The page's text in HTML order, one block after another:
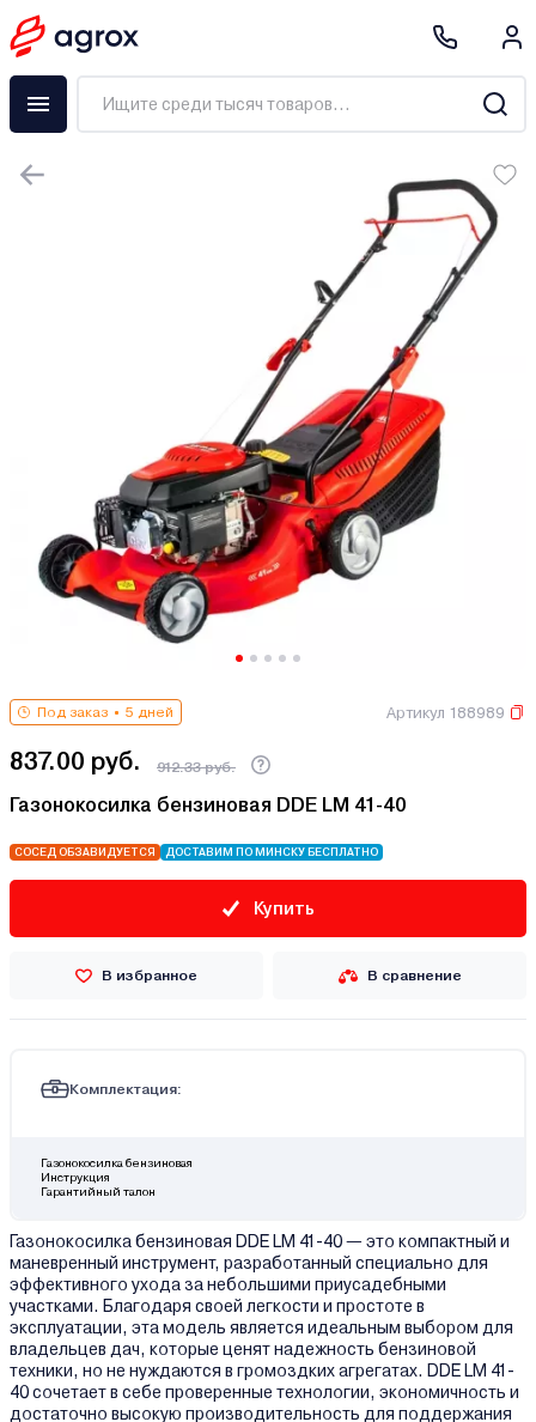
Под заказ 5 дней Артикул 188989
837.00 руб. 912.33 руб.
Газонокосилка бензиновая DDE LM 41-40
СОСЕД ОБЗАВИДУЕТСЯ ДОСТАВИМ ПО МИНСКУ БЕСПЛАТНО
Купить
В избранное В сравнение
Комплектация:
Газонокосилка бензиновая
Инструкция
Гарантийный талон
Газонокосилка бензиновая DDE LM 41-40 — это компактный и
маневренный инструмент, разработанный специально для
эффективного ухода за небольшими приусадебными
участками. Благодаря своей легкости и простоте в
эксплуатации, эта модель является идеальным выбором для
владельцев дач, которые ценят надежность бензиновой
техники, но не нуждаются в громоздких агрегатах. DDE LM 41-
40 сочетает в себе проверенные технологии, экономичность и
достаточно высокую производительность для поддержания